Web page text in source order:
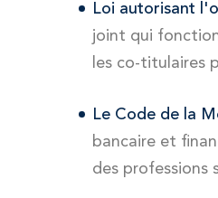
Loi autorisant
joint qui
les co-titulaires
Le Code de la
bancaire et
des professions